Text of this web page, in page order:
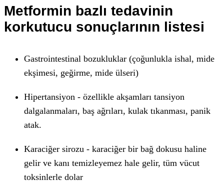
Metformin bazlı tedavinin
korkutucu sonuçlarının listesi
Gastrointestinal bozukluklar (çoğunlukla ishal, mide
ekşimesi, geğirme, mide ülseri)
Hipertansiyon - özellikle akşamları tansiyon
dalgalanmaları, baş ağrıları, kulak tıkanması, panik
atak.
Karaciğer sirozu - karaciğer bir bağ dokusu haline
gelir ve kanı temizleyemez hale gelir, tüm vücut
toksinlerle dolar